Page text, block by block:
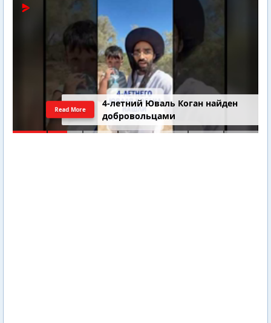
4-летний Юваль Коган найден
добровольцами
Read More